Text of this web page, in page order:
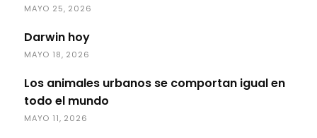
MAYO 25, 2026
Darwin hoy
MAYO 18, 2026
Los animales urbanos se comportan igual en
todo el mundo
MAYO 11, 2026